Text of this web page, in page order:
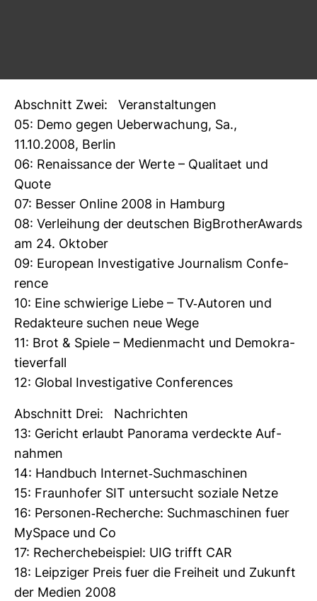
Abschnitt Zwei: Ver­an­stal­tungen
05: Demo gegen Ueber­wa­chung, Sa.,
11.10.2008, Berlin
06: Renais­sance der Werte – Qua­li­taet und
Quote
07: Besser Online 2008 in Ham­burg
08: Ver­lei­hung der deut­schen Big­BrotherA­wards
am 24. Oktober
09: European Inves­ti­ga­tive Jour­na­lism Con­fe­
rence
10: Eine schwie­rige Liebe – TV-​Autoren und
Redak­teure suchen neue Wege
11: Brot & Spiele – Medi­en­macht und Demo­kra­
tie­ver­fall
12: Global Inves­ti­ga­tive Con­fe­rences
Abschnitt Drei: Nach­richten
13: Gericht erlaubt Pan­orama ver­deckte Auf­
nahmen
14: Hand­buch Internet-​Such­ma­schinen
15: Fraun­hofer SIT unter­sucht soziale Netze
16: Per­sonen-​Recherche: Such­ma­schinen fuer
MyS­pace und Co
17: Recher­che­bei­spiel: UIG trifft CAR
18: Leip­ziger Preis fuer die Frei­heit und Zukunft
der Medien 2008